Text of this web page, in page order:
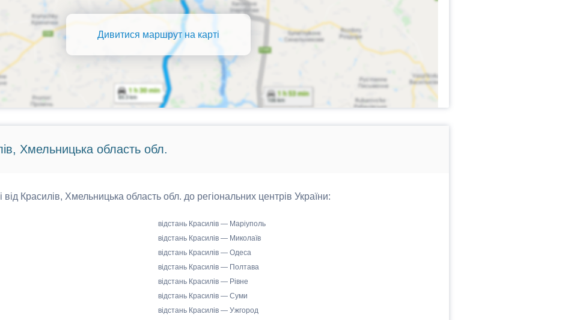
Дивитися маршрут на карті
Хмельницька область обл.
від Красилів, Хмельницька область обл. до регіональних центрів України:
відстань Красилів — Маріуполь
відстань Красилів — Миколаїв
відстань Красилів — Одеса
відстань Красилів — Полтава
відстань Красилів — Рівне
відстань Красилів — Суми
відстань Красилів — Ужгород